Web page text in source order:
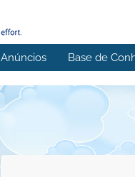
Anúncios Base de